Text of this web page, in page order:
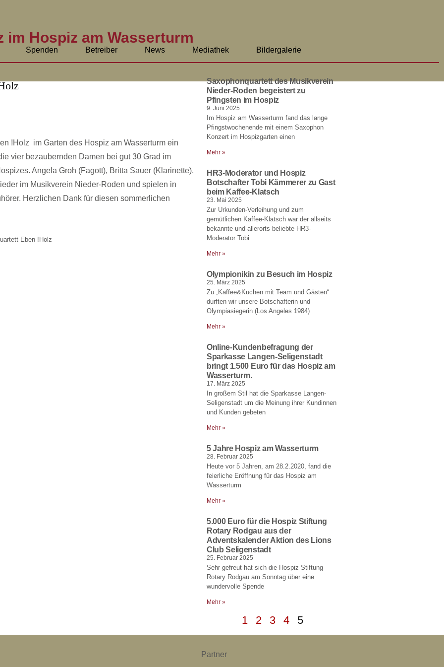
Spenden Betreiber News Mediathek Bildergalerie
im Hospiz am Wasserturm
!Holz im Garten des Hospiz am Wasserturm ein
vier bezaubernden Damen bei gut 30 Grad im
Angela Groh (Fagott), Britta Sauer (Klarinette),
im Musikverein Nieder-Roden und spielen in
Herzlichen Dank für diesen sommerlichen
Eben !Holz
Saxophonquartett des Musikverein
Nieder-Roden begeistert zu
Pfingsten im Hospiz
9. Juni 2025
Im Hospiz am Wasserturm fand das lange
Pfingstwochenende mit einem Saxophon
Konzert im Hospizgarten einen
Mehr »
HR3-Moderator und Hospiz
Botschafter Tobi Kämmerer zu Gast
beim Kaffee-Klatsch
23. Mai 2025
Zur Urkunden-Verleihung und zum
gemütlichen Kaffee-Klatsch war der allseits
bekannte und allerorts beliebte HR3-
Moderator Tobi
Mehr »
Olympionikin zu Besuch im Hospiz
25. März 2025
Zu „Kaffee&Kuchen mit Team und Gästen“
durften wir unsere Botschafterin und
Olympiasiegerin (Los Angeles 1984)
Mehr »
Online-Kundenbefragung der
Sparkasse Langen-Seligenstadt
bringt 1.500 Euro für das Hospiz am
Wasserturm.
17. März 2025
In großem Stil hat die Sparkasse Langen-
Seligenstadt um die Meinung ihrer Kundinnen
und Kunden gebeten
Mehr »
5 Jahre Hospiz am Wasserturm
28. Februar 2025
Heute vor 5 Jahren, am 28.2.2020, fand die
feierliche Eröffnung für das Hospiz am
Wasserturm
Mehr »
5.000 Euro für die Hospiz Stiftung
Rotary Rodgau aus der
Adventskalender Aktion des Lions
Club Seligenstadt
25. Februar 2025
Sehr gefreut hat sich die Hospiz Stiftung
Rotary Rodgau am Sonntag über eine
wundervolle Spende
Mehr »
1 2 3 4 5
Partner